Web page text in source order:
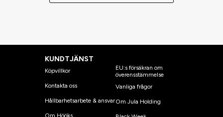
KUNDTJÄNST
Köpvillkor
Kontakta oss
Hållbarhetsarbete & ansvar
Om Hööks
EU:s försäkran om
överensstämmelse
Vanliga frågor
Om Jula Holding